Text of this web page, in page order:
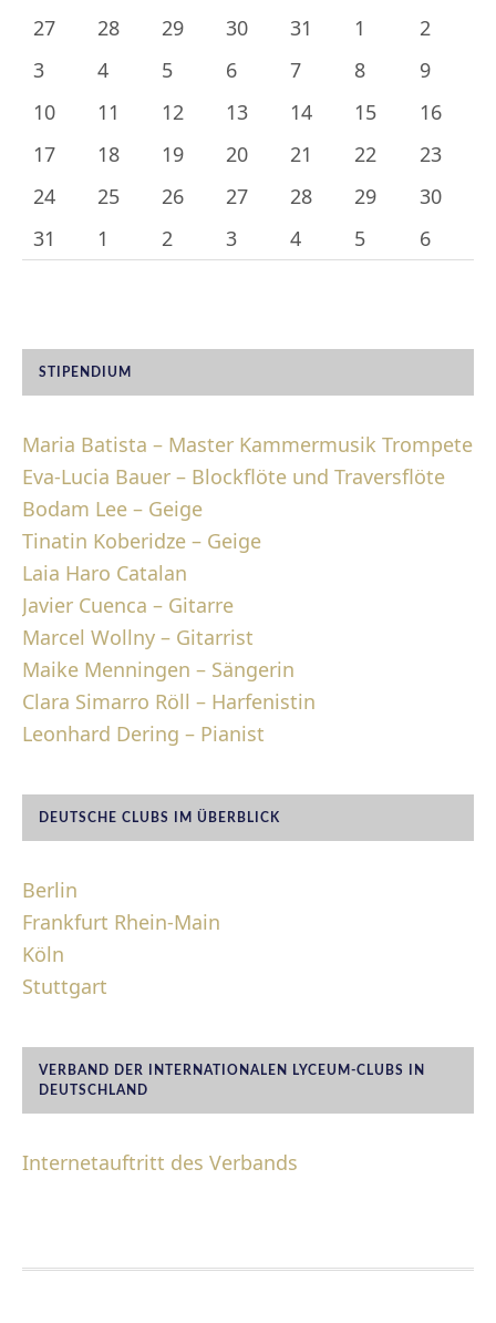
27
28 29 30 31 1
2
3
4 5 6 7 8
9
10
11 12 13 14 15
16
17
18 19 20 21 22
23
24
25 26 27 28 29
30
31
1 2 3 4 5 6
STIPENDIUM
Maria Batista – Master Kammermusik Trompete
Eva-Lucia Bauer – Blockflöte und Traversflöte
Bodam Lee – Geige
Tinatin Koberidze – Geige
Laia Haro Catalan
Javier Cuenca – Gitarre
Marcel Wollny – Gitarrist
Maike Menningen – Sängerin
Clara Simarro Röll – Harfenistin
Leonhard Dering – Pianist
DEUTSCHE CLUBS IM ÜBERBLICK
Berlin
Frankfurt Rhein-Main
Köln
Stuttgart
VERBAND DER INTERNATIONALEN LYCEUM-CLUBS IN
DEUTSCHLAND
Internetauftritt des Verbands